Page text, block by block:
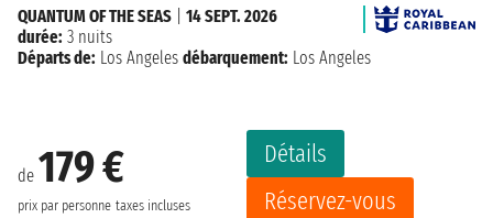
de 179 €
prix par personne taxes incluses
Détails
Réservez-vous
QUANTUM OF THE SEAS
14 SEPT. 2026
durée: 3 nuits
Départs de: Los Angeles débarquement: Los Angeles